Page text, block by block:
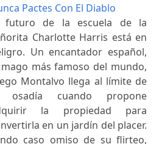
Pactes Con El Diablo
futuro de la escuela de la
Charlotte Harris está en
Un encantador español,
más famoso del mundo,
Montalvo llega al límite de
osadía cuando propone
la propiedad para
en un jardín del placer.
caso omiso de su flirteo,